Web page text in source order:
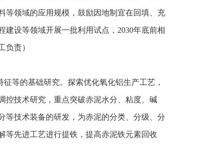
等领域的应用规模，鼓励因地制宜在回填、充
设等领域开展一批利用试点，2030年底前相
负责）
等的基础研究。探索优化氧化铝生产工艺，
控技术研究，重点突破赤泥水分、粘度、碱
等技术装备的研发，为赤泥的分类、分级、分
等先进工艺进行提铁，提高赤泥铁元素回收